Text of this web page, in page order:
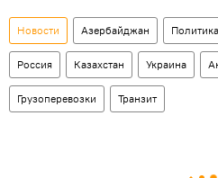
Новости Азербайджан Политика
Россия Казахстан Украина
Грузоперевозки Транзит